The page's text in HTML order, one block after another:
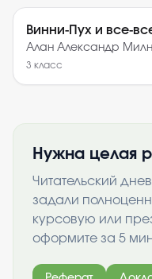
Винни-Пух и все-
Алан Александр Милн
3 класс
Нужна целая
Читательский
задали
курсовую или
оформите за 5